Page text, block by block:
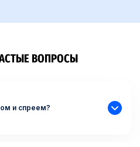
ВОПРОСЫ
и спреем?